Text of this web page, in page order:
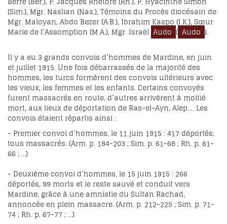
(Sim.), Mgr. Naslian (Nas.), Témoins du Procès diocésain de
Mgr. Maloyan, Abdo Bezer (A.B.), Ibrahim Kaspo (I.K.), Sœur
Marie de l’Assomption (M.A.), Mgr. Israël Audo ( Audo ).
Il y a eu 3 grands convois d’hommes de Mardine, en juin
et juillet 1915. Une fois débarrassés de la majorité des
hommes, les turcs formèrent des convois ultérieurs avec
les vieux, les femmes et les enfants. Certains convoyés
furent massacrés en route, d’autres arrivèrent à moitié
mort, aux lieux de déportation de Ras-el-Ayn, Alep… Les
convois étaient répartis ainsi :
- Premier convoi d’hommes, le 11 juin 1915 : 417 déportés,
tous massacrés. (Arm. p. 184-203 ; Sim. p. 61-68 ; Rh. p. 61-
66 ; …)
- Deuxième convoi d’hommes, le 15 juin 1915 : 266
déportés, 99 morts et le reste sauvé et conduit vers
Mardine, grâce à une amnistie du Sultan Rachad,
annoncée en plein massacre. (Arm. p. 212-225 ; Sim. p. 71-
74 ; Rh. p. 67-77 ; …)